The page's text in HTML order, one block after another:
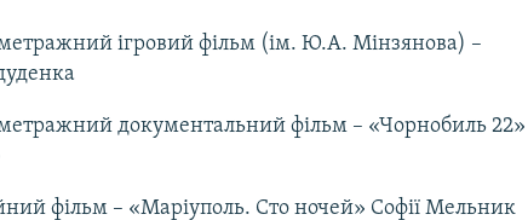
ігровий фільм (ім. Ю.А. Мінзянова) –
документальний фільм – «Чорнобиль 22»
фільм – «Маріуполь. Сто ночей» Софії Мельник